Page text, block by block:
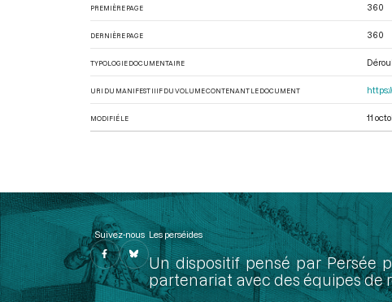
PREMIÈRE PAGE 360
DERNIÈRE PAGE 360
TYPOLOGIE DOCUMENTAIRE
URI DU MANIFEST IIIF DU VOLUME CONTENANT LE DOCUMENT
MODIFIÉ LE 11
Suivez-nous Les perséides
Un dispositif pensé par Persée
partenariat avec des équipes de